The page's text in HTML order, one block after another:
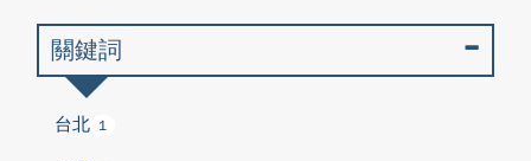
關鍵詞
台北 1